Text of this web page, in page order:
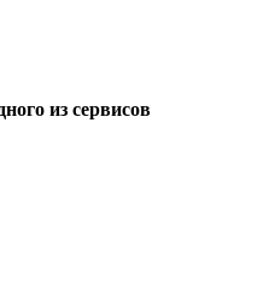
из сервисов